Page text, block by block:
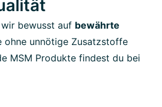
wir bewusst auf bewährte
ohne unnötige Zusatzstoffe
MSM Produkte findest du bei